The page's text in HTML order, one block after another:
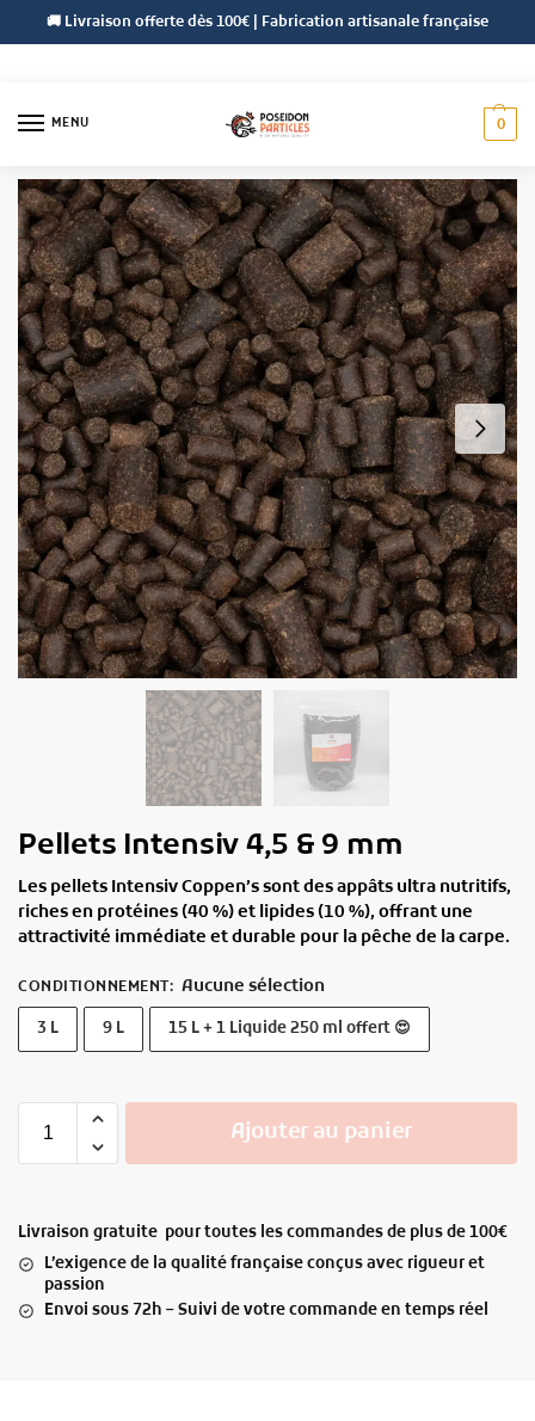
🚚 Livraison offerte dès 100€ | Fabrication artisanale française
MENU
0
Pellets Intensiv 4,5 & 9 mm
Les pellets Intensiv Coppen’ssont des appâts ultra nutritifs,
riches en protéines (40 %) et lipides (10 %), offrant une
attractivité immédiate et durable pour la pêche de la carpe.
CONDITIONNEMENT: Aucune sélection
3 L 9 L 15 L + 1 Liquide 250 ml offert 😍
Ajouter au panier
Livraison gratuite pour toutes les commandes de plus de 100€
L’exigence de la qualité française conçus avec rigueur et
passion
Envoi sous 72h – Suivi de votre commande en temps réel